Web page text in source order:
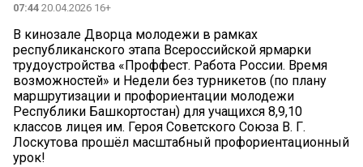
07:44 20.04.2026 16+
В кинозале Дворца молодежи в рамках
республиканского этапа Всероссийской ярмарки
трудоустройства «Проффест. Работа России. Время
возможностей» и Недели без турникетов (по плану
маршрутизации и профориентации молодежи
Республики Башкортостан) для учащихся 8,9,10
классов лицея им. Героя Советского Союза В. Г.
Лоскутова прошёл масштабный профориентационный
урок!